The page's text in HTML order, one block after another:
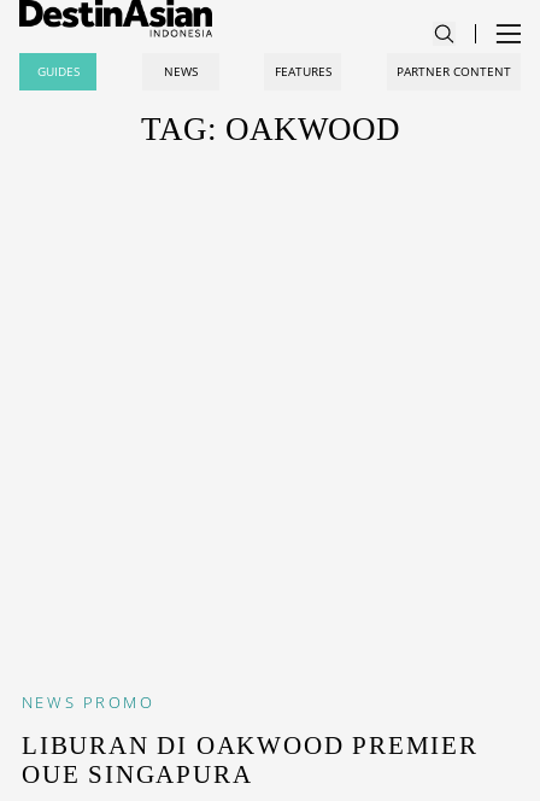
GUIDES NEWS FEATURES PARTNER CONTENT
TAG: OAKWOOD
NEWS PROMO
LIBURAN DI OAKWOOD PREMIER
OUE SINGAPURA